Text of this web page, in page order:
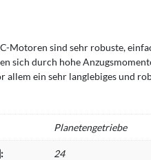
Motoren sind sehr robuste,
sich durch hohe
allem ein sehr langlebiges und
Planetengetriebe
24